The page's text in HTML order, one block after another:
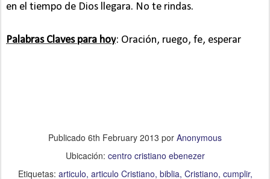
en el tiempo de Dios llegara. No te rindas.
Palabras Claves para hoy: Oración, ruego, fe, esperar
Publicado 6th February 2013 por Anonymous
Ubicación: centro cristiano ebenezer
Etiquetas: articulo articulo Cristiano biblia Cristiano cumplir